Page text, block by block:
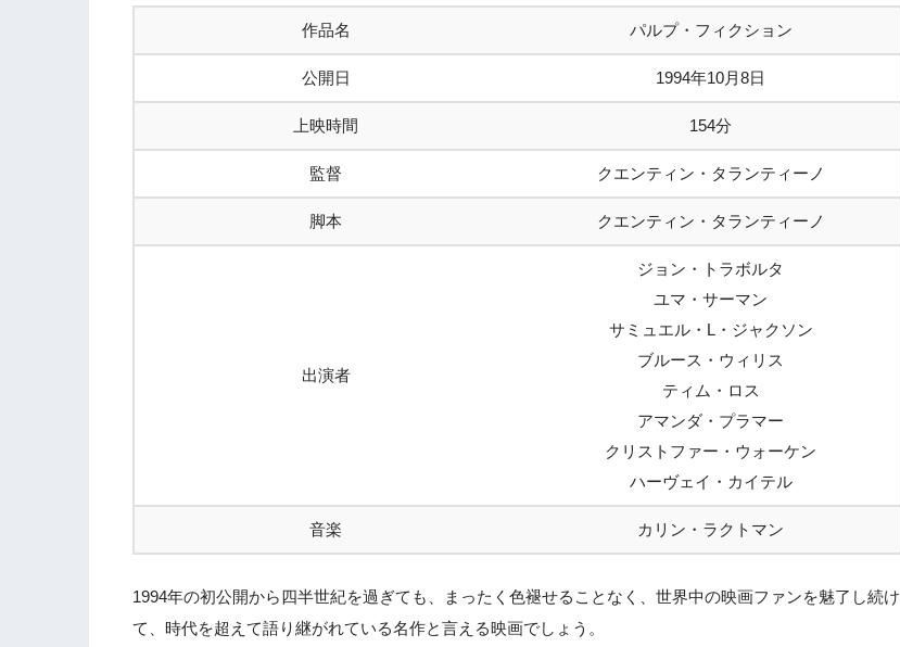
作品名 パルプ・フィクション
公開日 1994年10月8日
上映時間 154分
監督 クエンティン・タランティーノ
脚本 クエンティン・タランティーノ
出演者
ジョン・トラボルタ
ユマ・サーマン
サミュエル・L・ジャクソン
ブルース・ウィリス
ティム・ロス
アマンダ・プラマー
クリストファー・ウォーケン
ハーヴェイ・カイテル
音楽 カリン・ラクトマン
1994年の初公開から四半世紀を過ぎても、まったく色褪せることなく、世界中の映画ファンを魅了し続け
て、時代を超えて語り継がれている名作と言える映画でしょう。